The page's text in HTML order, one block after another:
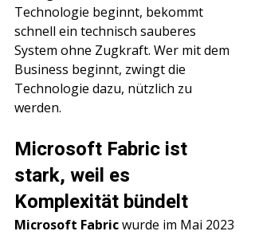
Technologie beginnt, bekommt
schnell ein technisch sauberes
System ohne Zugkraft. Wer mit dem
Business beginnt, zwingt die
Technologie dazu, nützlich zu
werden.
Microsoft Fabric ist
stark, weil es
Komplexität bündelt
Microsoft Fabric wurde im Mai 2023